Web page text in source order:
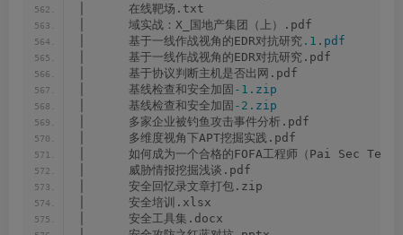
│      在线靶场.txt
│      域实战：X_国地产集团（上）.pdf
│      基于一线作战视角的EDR对抗研究 .1 . pdf
│      基于一线作战视角的EDR对抗研究.pdf
│      基于协议判断主机是否出网.pdf
│      基线检查和安全加固 -1. zip
│      基线检查和安全加固 -2. zip
│      多家企业被钓鱼攻击事件分析.pdf
│      多维度视角下APT挖掘实践.pdf
│      如何成为一个合格的FOFA工程师（Pai Sec
│      威胁情报挖掘浅谈.pdf
│      安全回忆录文章打包.zip
│      安全培训.xlsx
│      安全工具集.docx